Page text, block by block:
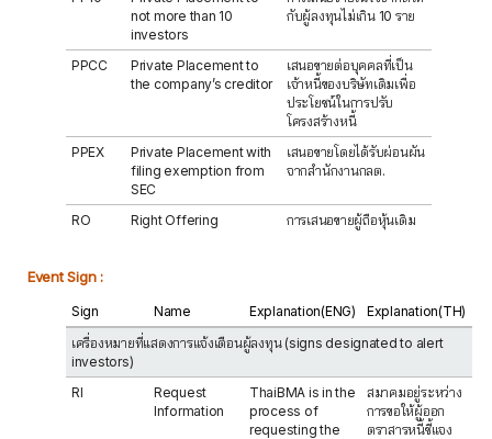
not more than 10
investors
กับผู้ลงทุนไม่เกิน 10 ราย
PPCC
Private Placement to
the company’s creditor
เสนอขายต่อบุคคลที่เป็น
เจ้าหนี้ของบริษัทเดิมเพื่อ
ประโยชน์ในการปรับ
โครงสร้างหนี้
PPEX
Private Placement with
filing exemption from
SEC
เสนอขายโดยได้รับผ่อนผัน
จากสำนักงานกลต.
RO Right Offering การเสนอขายผู้ถือหุ้นเดิม
Event Sign :
Sign Name Explanation(ENG)
Explanation(TH)
เครื่องหมายที่แสดงการแจ้งเตือนผู้ลงทุน (signs designated to alert
investors)
RI
Request
Information
ThaiBMA is in the
process of
requesting the
สมาคมอยู่ระหว่าง
การขอให้ผู้ออก
ตราสารหนี้ชี้แจง